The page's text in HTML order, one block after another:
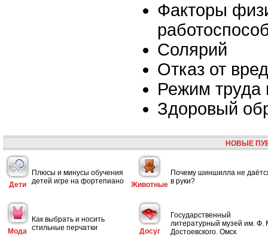
Факторы
Солярий
Отказ от
Режим труда
Здоровый
НОВЫЕ
Дети
Плюсы и минусы обучения
детей игре на фортепиано
Животные
Почему шиншилла не
в руки?
Мода
Как выбрать и носить
стильные перчатки
Досуг
Государственный
литературный музей им. Ф.
Достоевского. Омск